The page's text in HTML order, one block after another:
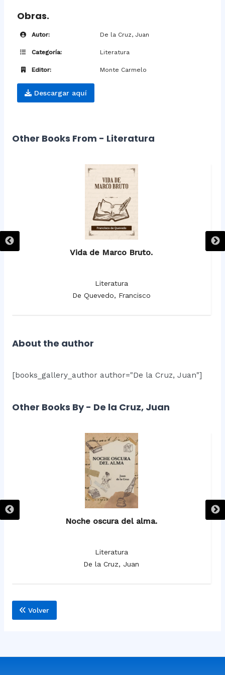
Obras.
Autor: De la Cruz, Juan
Categoría: Literatura
Editor: Monte Carmelo
Descargar aquí
Other Books From - Literatura
Vida de Marco Bruto.
Literatura
De Quevedo, Francisco
About the author
[books_gallery_author author="De la Cruz, Juan"]
Other Books By - De la Cruz, Juan
Noche oscura del alma.
Literatura
De la Cruz, Juan
Volver